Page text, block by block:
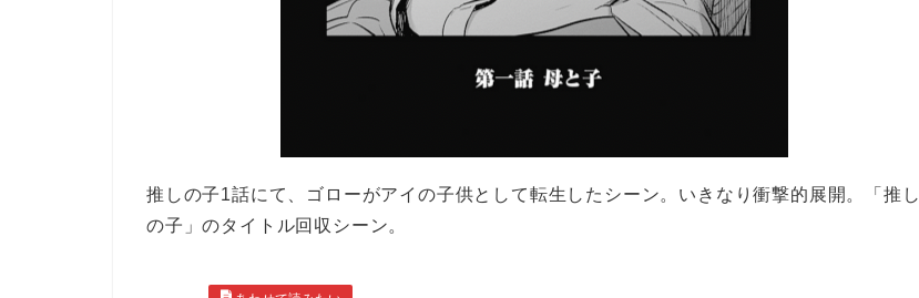
推しの子1話にて、ゴローがアイの子供として転生したシーン。いきなり衝撃的展開。「推し
の子」のタイトル回収シーン。